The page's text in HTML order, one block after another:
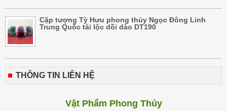
Cặp tượng Tỳ Hưu phong thủy Ngọc Đông Linh
Trung Quốc tài lộc dồi dào DT190
THÔNG TIN LIÊN HỆ
Vật Phẩm Phong Thủy